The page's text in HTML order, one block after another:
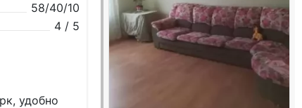
58/40/10
4 / 5
удобно